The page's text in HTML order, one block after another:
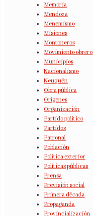
Memoria
Mendoza
Menemismo
Misiones
Montoneros
Movimiento obrero
Municipios
Nacionalismo
Neuquén
Obra pública
Orígenes
Organización
Partido político
Partidos
Patronal
Población
Política exterior
Políticas públicas
Prensa
Previsión social
Primera década
Propaganda
Provincialización